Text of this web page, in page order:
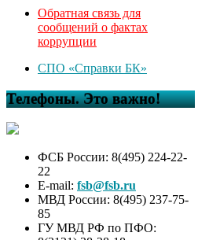
Обратная связь для
сообщений о фактах
коррупции
СПО «Справки БК»
Телефоны. Это важно!
ФСБ России: 8(495) 224-22-
22
E-mail: fsb@fsb.ru
МВД России: 8(495) 237-75-
85
ГУ МВД РФ по ПФО: